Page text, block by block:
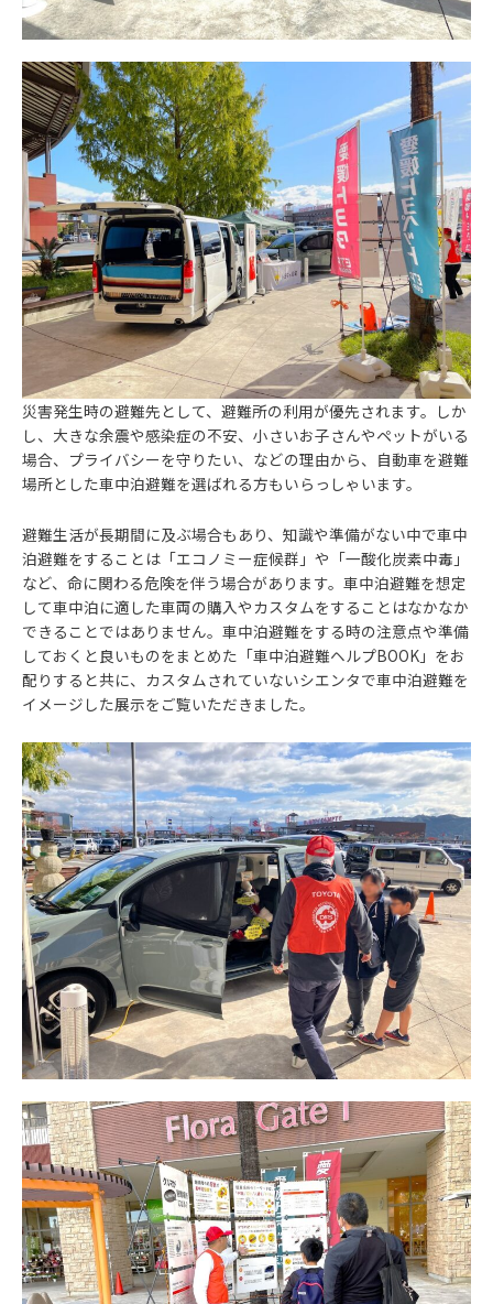
災害発生時の避難先として、避難所の利用が優先されます。しか
し、大きな余震や感染症の不安、小さいお子さんやペットがいる
場合、プライバシーを守りたい、などの理由から、自動車を避難
場所とした車中泊避難を選ばれる方もいらっしゃいます。
避難生活が長期間に及ぶ場合もあり、知識や準備がない中で車中
泊避難をすることは「エコノミー症候群」や「一酸化炭素中毒」
など、命に関わる危険を伴う場合があります。車中泊避難を想定
して車中泊に適した車両の購入やカスタムをすることはなかなか
できることではありません。車中泊避難をする時の注意点や準備
しておくと良いものをまとめた「車中泊避難ヘルプBOOK」をお
配りすると共に、カスタムされていないシエンタで車中泊避難を
イメージした展示をご覧いただきました。